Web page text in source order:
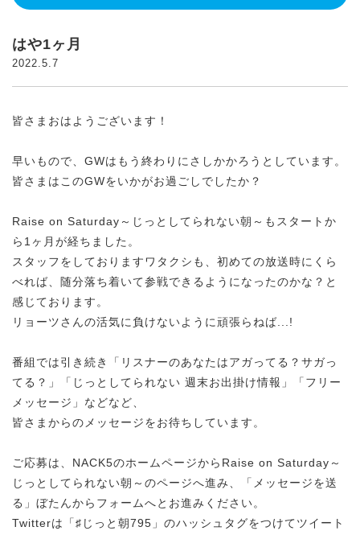
はや1ヶ月
2022.5.7
皆さまおはようございます！
早いもので、GWはもう終わりにさしかかろうとしています。
皆さまはこのGWをいかがお過ごしでしたか？
Raise on Saturday～じっとしてられない朝～もスタートか
ら1ヶ月が経ちました。
スタッフをしておりますワタクシも、初めての放送時にくら
べれば、随分落ち着いて参戦できるようになったのかな？と
感じております。
リョーツさんの活気に負けないように頑張らねば...!
番組では引き続き「リスナーのあなたはアガってる？サガっ
てる？」「じっとしてられない 週末お出掛け情報」「フリー
メッセージ」などなど、
皆さまからのメッセージをお待ちしています。
ご応募は、NACK5のホームページからRaise on Saturday～
じっとしてられない朝～のページへ進み、「メッセージを送
る」ぼたんからフォームへとお進みください。
Twitterは「♯じっと朝795」のハッシュタグをつけてツイート